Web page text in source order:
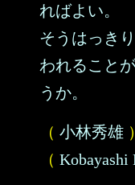
ればよい。
そうはっき
われること
うか。
（ 小林秀雄 ）
（ Kobayashi